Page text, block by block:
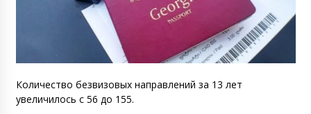
Количество безвизовых направлений за 13 лет
увеличилось с 56 до 155.